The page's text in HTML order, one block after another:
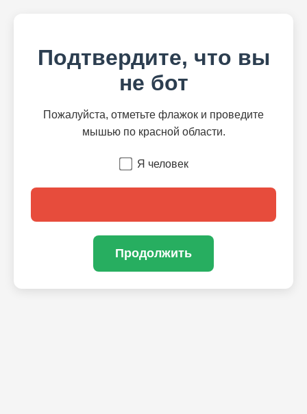
Подтвердите, что вы
не бот
Пожалуйста, отметьте флажок и проведите
мышью по красной области.
Я человек
Продолжить